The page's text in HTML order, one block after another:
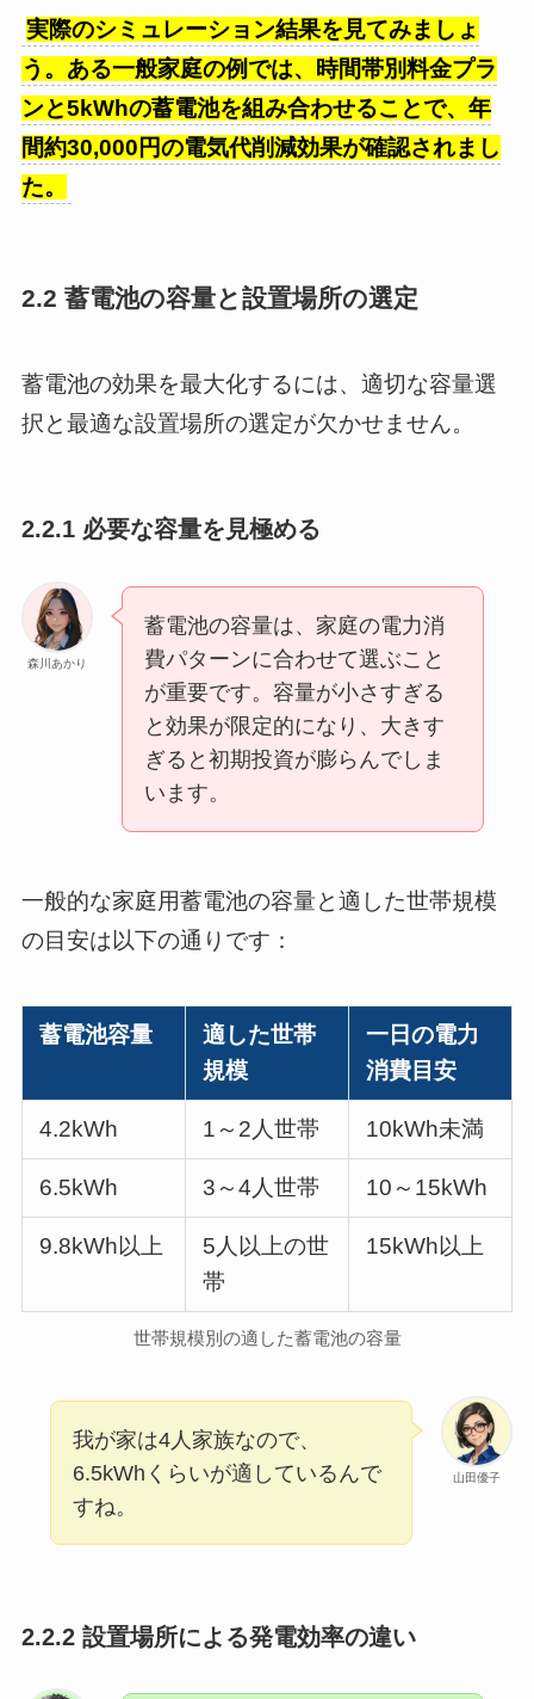
実際のシミュレーション結果を見てみましょ
う。ある一般家庭の例では、時間帯別料金プラ
ンと5kWhの蓄電池を組み合わせることで、年
間約30,000円の電気代削減効果が確認されまし
た。
2.2 蓄電池の容量と設置場所の選定
蓄電池の効果を最大化するには、適切な容量選
択と最適な設置場所の選定が欠かせません。
2.2.1 必要な容量を見極める
森川あかり
蓄電池の容量は、家庭の電力消
費パターンに合わせて選ぶこと
が重要です。容量が小さすぎる
と効果が限定的になり、大きす
ぎると初期投資が膨らんでしま
います。
一般的な家庭用蓄電池の容量と適した世帯規模
の目安は以下の通りです：
蓄電池容量
適した世帯
規模
一日の電力
消費目安
4.2kWh 1～2人世帯 10kWh未満
6.5kWh 3～4人世帯 10～15kWh
9.8kWh以上
5人以上の世
帯
15kWh以上
世帯規模別の適した蓄電池の容量
山田優子
我が家は4人家族なので、
6.5kWhくらいが適しているんで
すね。
2.2.2 設置場所による発電効率の違い